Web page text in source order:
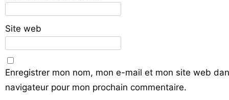
Site web
Enregistrer mon nom, mon e-mail et mon site web
navigateur pour mon prochain commentaire.